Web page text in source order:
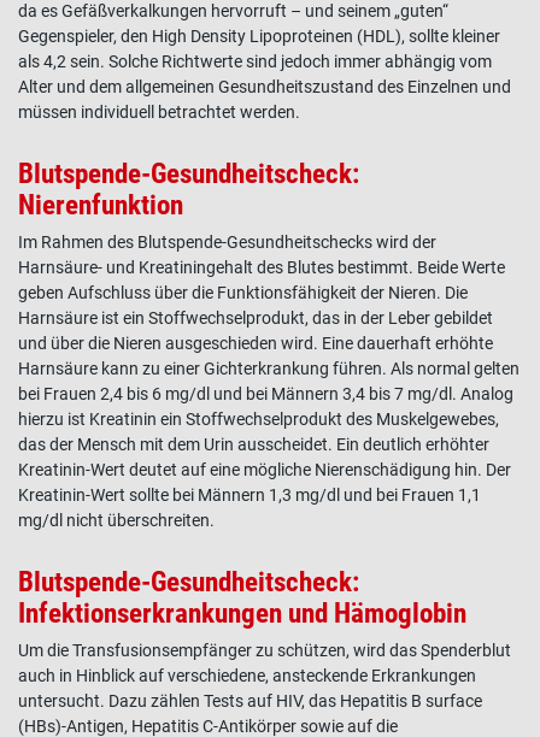
da es Gefäßverkalkungen hervorruft – und seinem „guten“
Gegenspieler, den High Density Lipoproteinen (HDL), sollte kleiner
als 4,2 sein. Solche Richtwerte sind jedoch immer abhängig vom
Alter und dem allgemeinen Gesundheitszustand des Einzelnen und
müssen individuell betrachtet werden.
Blutspende-Gesundheitscheck:
Nierenfunktion
Im Rahmen des Blutspende-Gesundheitschecks wird der
Harnsäure- und Kreatiningehalt des Blutes bestimmt. Beide Werte
geben Aufschluss über die Funktionsfähigkeit der Nieren. Die
Harnsäure ist ein Stoffwechselprodukt, das in der Leber gebildet
und über die Nieren ausgeschieden wird. Eine dauerhaft erhöhte
Harnsäure kann zu einer Gichterkrankung führen. Als normal gelten
bei Frauen 2,4 bis 6 mg/dl und bei Männern 3,4 bis 7 mg/dl. Analog
hierzu ist Kreatinin ein Stoffwechselprodukt des Muskelgewebes,
das der Mensch mit dem Urin ausscheidet. Ein deutlich erhöhter
Kreatinin-Wert deutet auf eine mögliche Nierenschädigung hin. Der
Kreatinin-Wert sollte bei Männern 1,3 mg/dl und bei Frauen 1,1
mg/dl nicht überschreiten.
Blutspende-Gesundheitscheck:
Infektionserkrankungen und Hämoglobin
Um die Transfusionsempfänger zu schützen, wird das Spenderblut
auch in Hinblick auf verschiedene, ansteckende Erkrankungen
untersucht. Dazu zählen Tests auf HIV, das Hepatitis B surface
(HBs)-Antigen, Hepatitis C-Antikörper sowie auf die